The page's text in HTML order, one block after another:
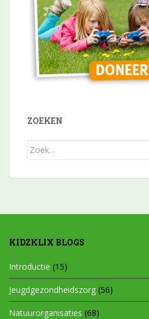
ZOEKEN
Zoek
KIDZKLIX BLOGS
Introductie (15)
Jeugdgezondheidszorg (56)
Natuurorganisaties (68)